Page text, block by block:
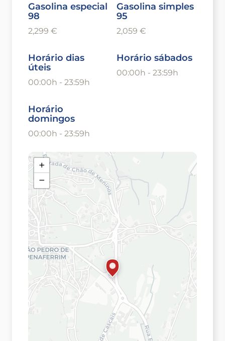
Gasolina especial
98
2,299 €
Gasolina simples
95
2,059 €
Horário dias
úteis
00:00h - 23:59h
Horário sábados
00:00h - 23:59h
Horário
domingos
00:00h - 23:59h
+
−